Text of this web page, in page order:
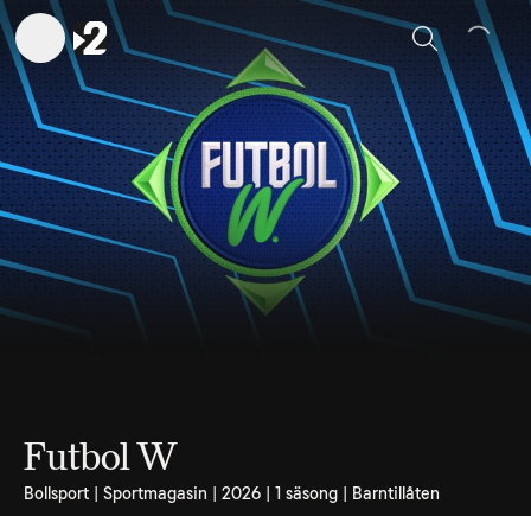
Sök
Futbol W
Bollsport | Sportmagasin | 2026 | 1 säsong | Barntillåten